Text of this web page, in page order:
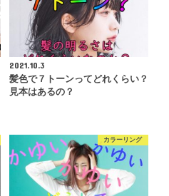
2021.10.3
髪色で７トーンってどれくらい？
見本はあるの？
カラーリング